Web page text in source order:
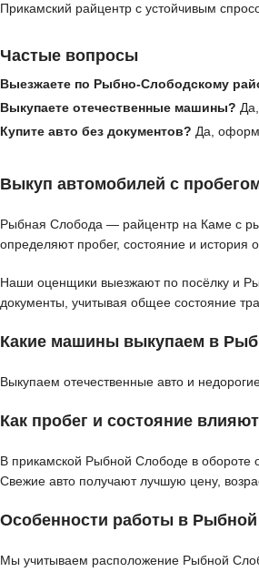
Прикамский райцентр с устойчивым
Частые вопросы
Выезжаете по Рыбно-Слободскому
Выкупаете отечественные машины?
Купите авто без документов? Да,
Выкуп автомобилей с
Рыбная Слобода — райцентр на Каме с
определяют пробег, состояние и история
Наши оценщики выезжают по посёлку и
документы, учитывая общее состояние
Какие машины выкупаем в
Выкупаем отечественные авто и
Как пробег и состояние
В прикамской Рыбной Слободе в обороте
Свежие авто получают лучшую цену,
Особенности работы в
Мы учитываем расположение Рыбной